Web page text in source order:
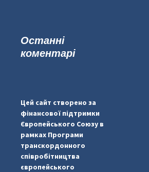
pimrec_project
Останні
коментарі
Цей сайт створено за
фінансової підтримки
Європейського Союзу в
рамках Програми
транскордонного
співробітництва
європейського